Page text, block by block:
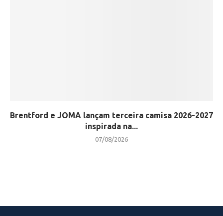
Brentford e JOMA lançam terceira camisa 2026-2027
inspirada na...
07/08/2026